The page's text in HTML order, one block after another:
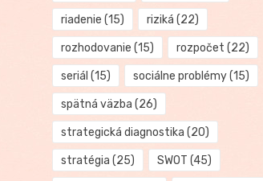
riadenie (15) riziká (22)
rozhodovanie (15) rozpočet (22)
seriál (15) sociálne problémy(15)
spätná väzba (26)
strategická diagnostika (20)
stratégia (25) SWOT (45)